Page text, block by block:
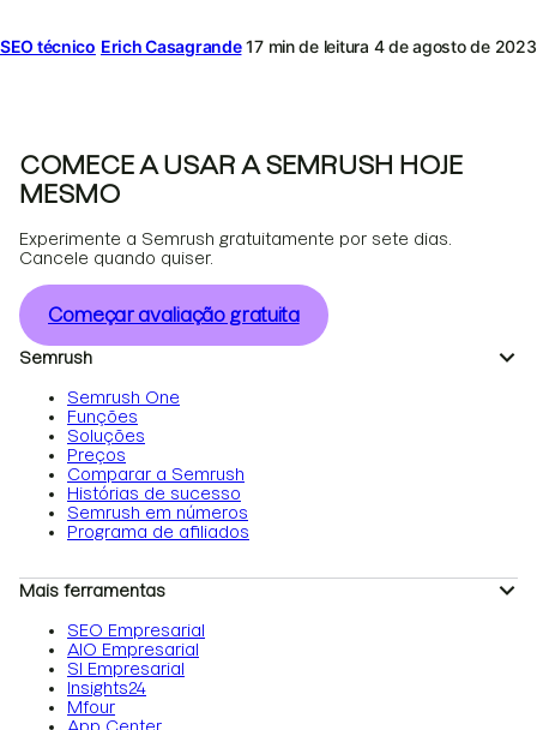
SEO técnico Erich Casagrande 17 min de leitura 4 de agosto de 2023
COMECE A USAR A SEMRUSH HOJE
MESMO
Experimente a Semrush gratuitamente por sete dias.
Cancele quando quiser.
Começar avaliação gratuita
Semrush
Semrush One
Funções
Soluções
Preços
Comparar a Semrush
Histórias de sucesso
Semrush em números
Programa de afiliados
Mais ferramentas
SEO Empresarial
AIO Empresarial
SI Empresarial
Insights24
Mfour